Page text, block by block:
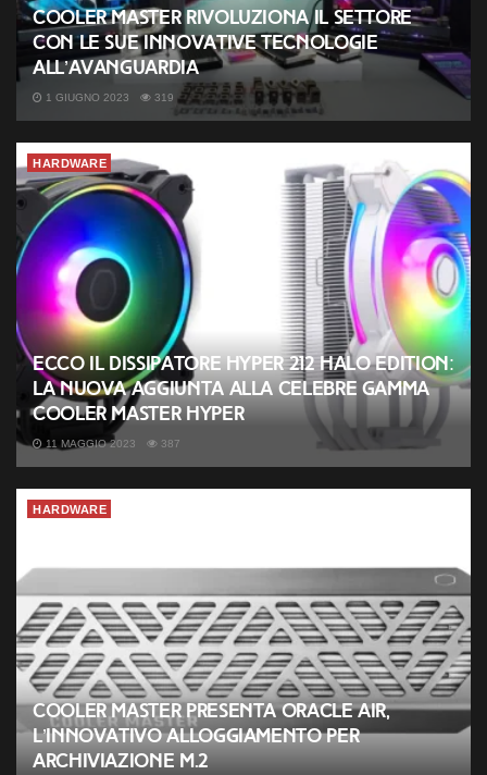
Cooler Master rivoluziona il settore
con le sue innovative tecnologie
all’avanguardia
1 GIUGNO 2023 319
HARDWARE
Ecco il dissipatore Hyper 212 Halo Edition:
la nuova aggiunta alla celebre gamma
Cooler Master Hyper
11 MAGGIO 2023 387
HARDWARE
Cooler Master presenta Oracle Air,
l’innovativo alloggiamento per
archiviazione M.2